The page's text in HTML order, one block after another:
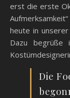
erst die erste
heute in unserer
Dazu
Die